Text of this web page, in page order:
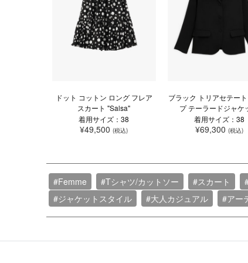
ドット コットン ロング フレア
スカート "Salsa"
着用サイズ：38
¥49,500(税込)
ブラック トリアセテー
プ テーラードジャケ
着用サイズ：38
¥69,300 (税込)
#Femme #Tシャツ/カットソー #スカート
#ジャケットスタイル
#大人カジュアル #アー